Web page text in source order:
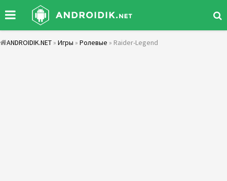
ANDROIDIK.NET » Игры » Ролевые » Raider-Legend